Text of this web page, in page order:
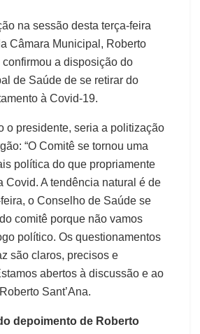
na sessão desta terça-feira
Câmara Municipal, Roberto
confirmou a disposição do
de Saúde de se retirar do
à Covid-19.
o presidente, seria a politização
“O Comitê se tornou uma
política do que propriamente
Covid. A tendência natural é de
o Conselho de Saúde se
comitê porque não vamos
político. Os questionamentos
são claros, precisos e
abertos à discussão e ao
Sant’Ana.
depoimento de Roberto